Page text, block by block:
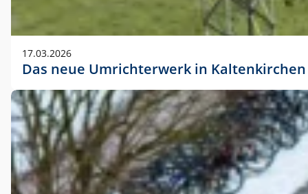
17.03.2026
Das neue Umrichterwerk in Kaltenkirchen